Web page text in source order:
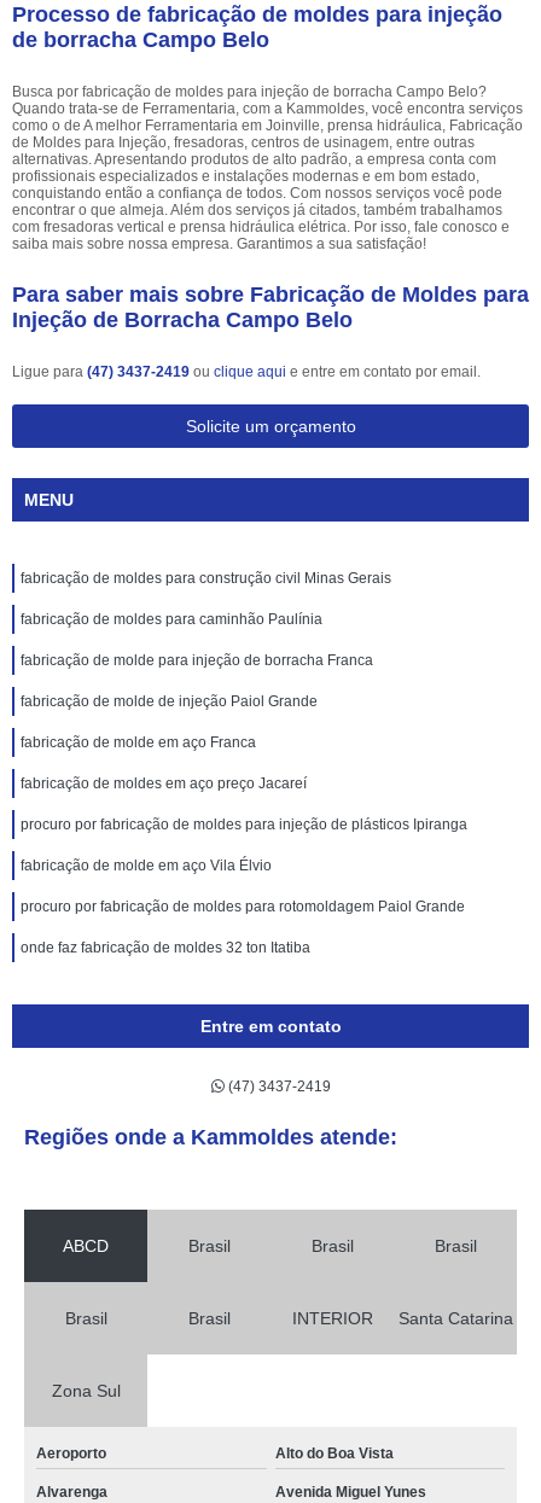
Processo de fabricação de moldes para injeção
de borracha Campo Belo
Busca por fabricação de moldes para injeção de borracha Campo Belo?
Quando trata-se de Ferramentaria, com a Kammoldes, você encontra serviços
como o de A melhor Ferramentaria em Joinville, prensa hidráulica, Fabricação
de Moldes para Injeção, fresadoras, centros de usinagem, entre outras
alternativas. Apresentando produtos de alto padrão, a empresa conta com
profissionais especializados e instalações modernas e em bom estado,
conquistando então a confiança de todos. Com nossos serviços você pode
encontrar o que almeja. Além dos serviços já citados, também trabalhamos
com fresadoras vertical e prensa hidráulica elétrica. Por isso, fale conosco e
saiba mais sobre nossa empresa. Garantimos a sua satisfação!
Para saber mais sobre Fabricação de Moldes para
Injeção de Borracha Campo Belo
Ligue para (47) 3437-2419 ou clique aqui e entre em contato por email.
Solicite um orçamento
MENU
fabricação de moldes para construção civil Minas Gerais
fabricação de moldes para caminhão Paulínia
fabricação de molde para injeção de borracha Franca
fabricação de molde de injeção Paiol Grande
fabricação de molde em aço Franca
fabricação de moldes em aço preço Jacareí
procuro por fabricação de moldes para injeção de plásticos Ipiranga
fabricação de molde em aço Vila Élvio
procuro por fabricação de moldes para rotomoldagem Paiol Grande
onde faz fabricação de moldes 32 ton Itatiba
Entre em contato
(47) 3437-2419
Regiões onde a Kammoldes atende:
ABCD Brasil Brasil Brasil
Brasil Brasil INTERIOR Santa Catarina
Zona Sul
Aeroporto Alto do Boa Vista
Alvarenga Avenida Miguel Yunes